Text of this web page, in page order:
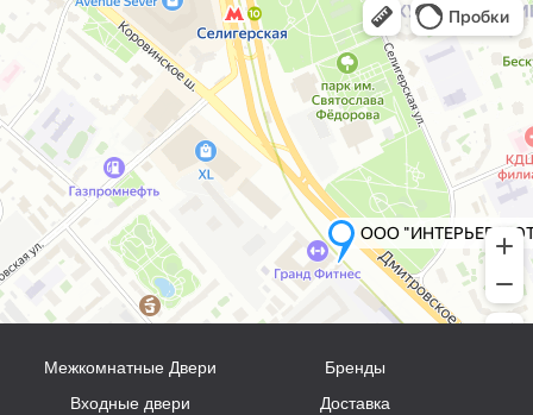
Межкомнатные Двери
Входные двери
Бренды
Доставка